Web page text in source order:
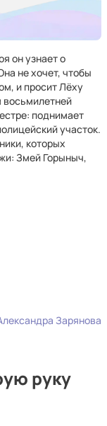
он узнает о
не хочет, чтобы
и просит Лёху
восьмилетней
поднимает
участок.
которых
Змей Горыныч,
Зарянова
руку